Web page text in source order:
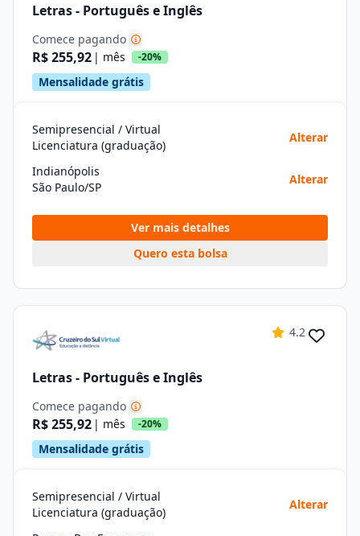
Letras - Português e Inglês
Comece pagando
R$ 255,92 | mês -20%
Mensalidade grátis
Semipresencial / Virtual
Licenciatura (graduação)
Alterar
Indianópolis
São Paulo/SP
Alterar
Ver mais detalhes
Quero esta bolsa
4.2
Letras - Português e Inglês
Comece pagando
R$ 255,92 | mês -20%
Mensalidade grátis
Semipresencial / Virtual
Licenciatura (graduação)
Alterar